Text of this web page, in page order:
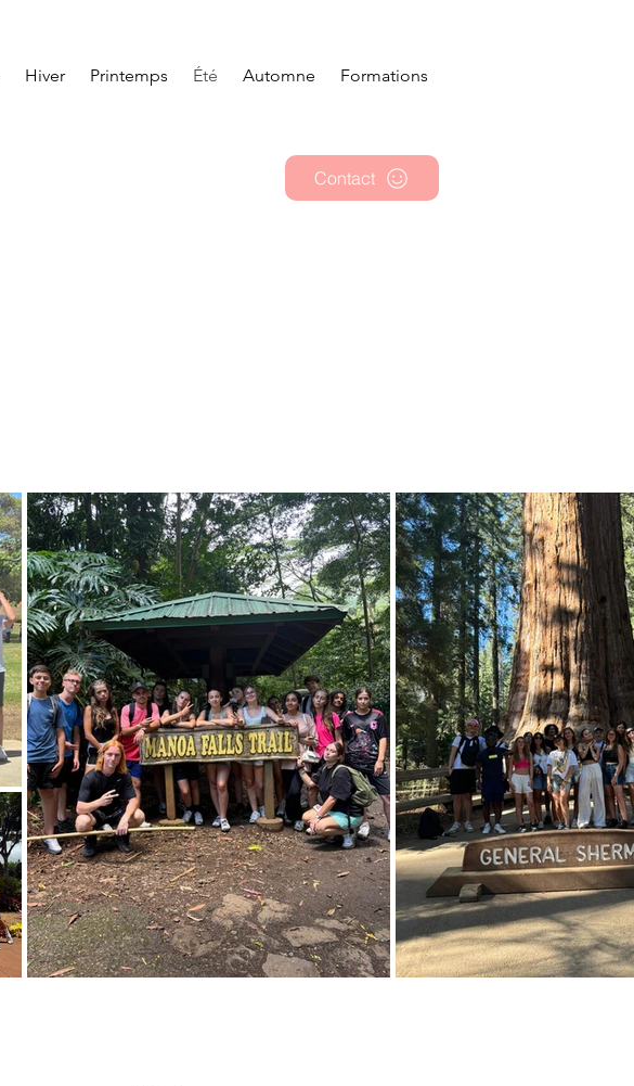
Hiver Printemps Été Automne Formations
Contact